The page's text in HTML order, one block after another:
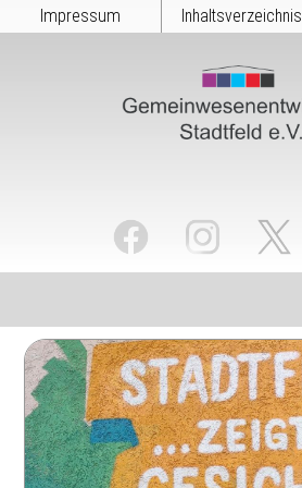
Impressum Inhaltsverzeichnis
TERMINKALENDER
STARTSEITE
IMPRESSUM
QUARTIERSZENTRUM